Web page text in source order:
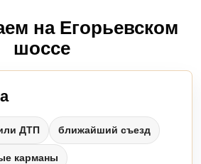
на Егорьевском
шоссе
ДТП ближайший съезд
карманы